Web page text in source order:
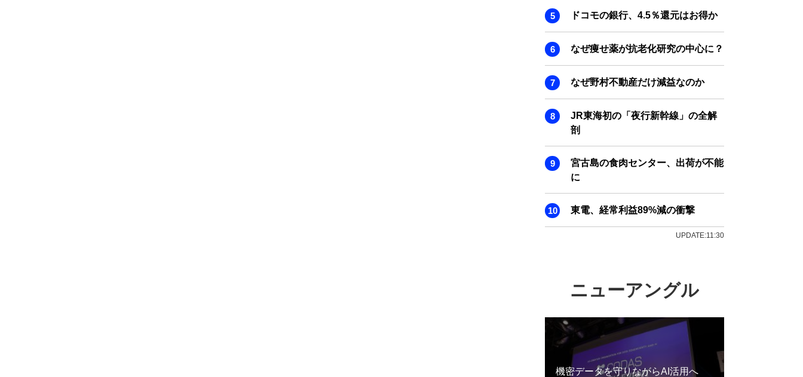
ドコモの銀行、4.5％還元はお得か
なぜ痩せ薬が抗老化研究の中心に？
なぜ野村不動産だけ減益なのか
JR東海初の「夜行新幹線」の全解
剖
宮古島の食肉センター、出荷が不能
に
東電、経常利益89%減の衝撃
UPDATE:11:30
ニューアングル
機密データを守りながらAI活用へ